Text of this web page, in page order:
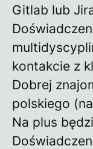
Gitlab lub
kontakcie z
Dobrej
polskiego
Na plus